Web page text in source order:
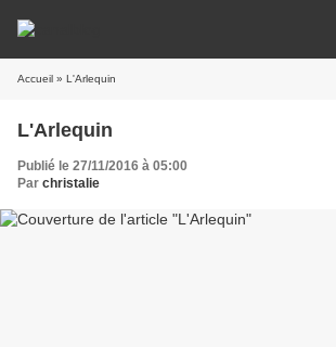
Accueil » L'Arlequin
L'Arlequin
Publié le 27/11/2016 à 05:00
Par christalie